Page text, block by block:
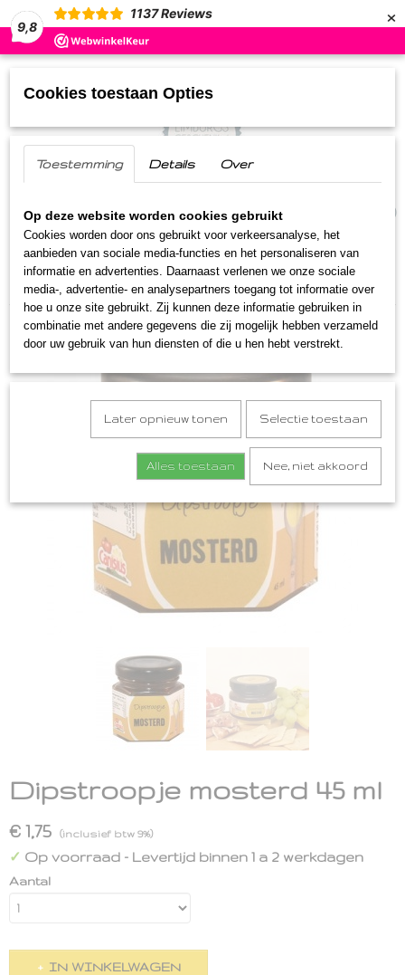
9,8
1137 Reviews ×
(0)
Home >Streekproducten Dipstroopjes
Dipstroopje mosterd 45 ml
Dipstroopje mosterd 45 ml
€ 1,75 (inclusief btw 9%)
✓ Op voorraad - Levertijd binnen 1 a 2 werkdagen
Aantal
IN WINKELWAGEN
Cookies toestaan Opties
Toestemming Details Over
Op deze website worden cookies gebruikt
Cookies worden door ons gebruikt voor verkeersanalyse, het
aanbieden van sociale media-functies en het personaliseren van
informatie en advertenties. Daarnaast verlenen we onze sociale
media-, advertentie- en analysepartners toegang tot informatie over
hoe u onze site gebruikt. Zij kunnen deze informatie gebruiken in
combinatie met andere gegevens die zij mogelijk hebben verzameld
door uw gebruik van hun diensten of die u hen hebt verstrekt.
Later opnieuw tonen Selectie toestaan
Alles toestaan Nee, niet akkoord